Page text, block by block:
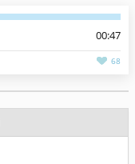
00:47
68